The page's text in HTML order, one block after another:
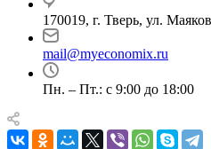
170019, г. Тверь, ул.
mail@myeconomix.ru
Пн. – Пт.: с 9:00 до 18:00